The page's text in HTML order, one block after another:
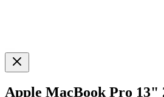
Apple MacBook Pro 13"